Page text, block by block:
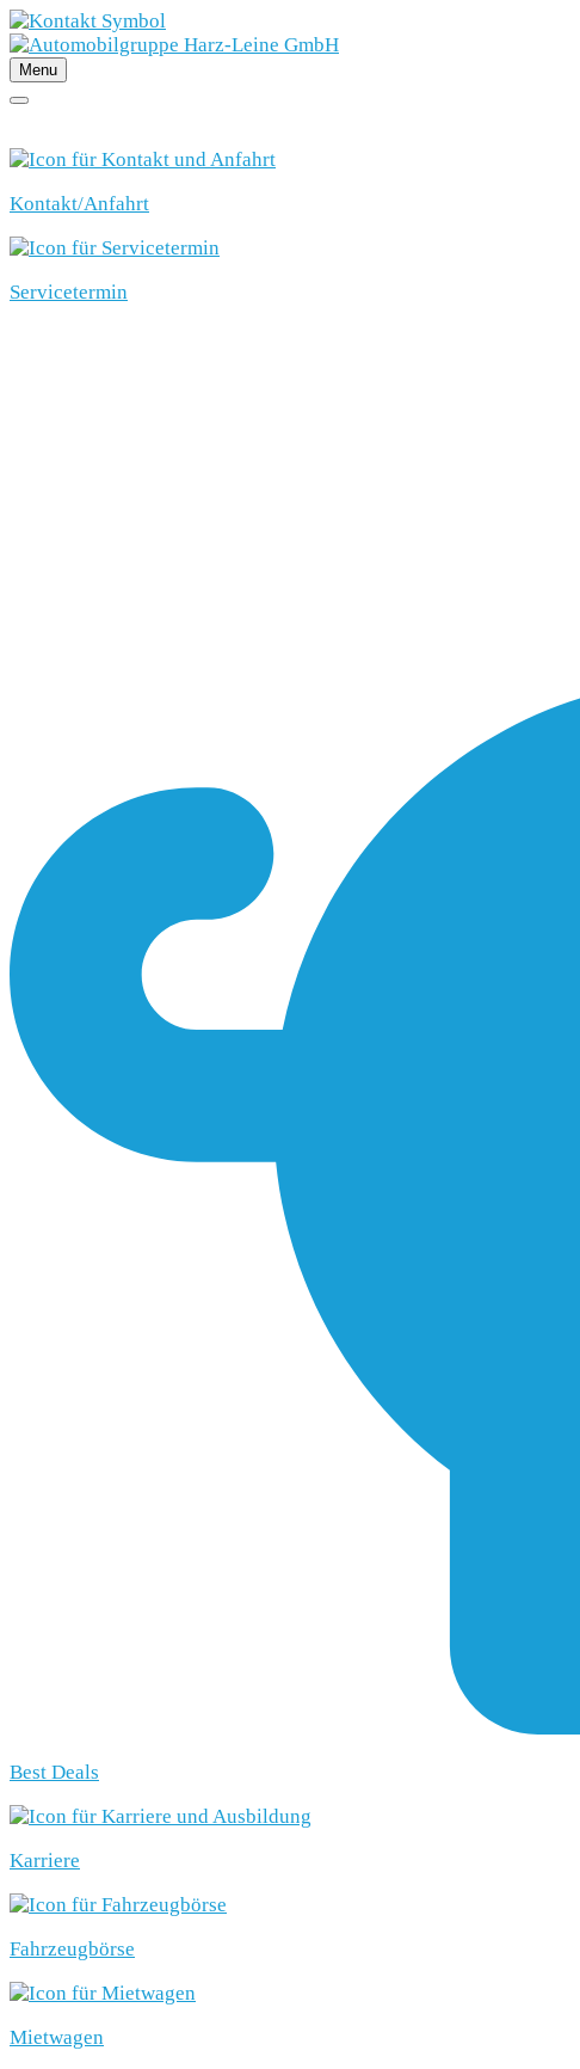
Menu
Kontakt/Anfahrt
Servicetermin
Best Deals
Karriere
Fahrzeugbörse
Mietwagen